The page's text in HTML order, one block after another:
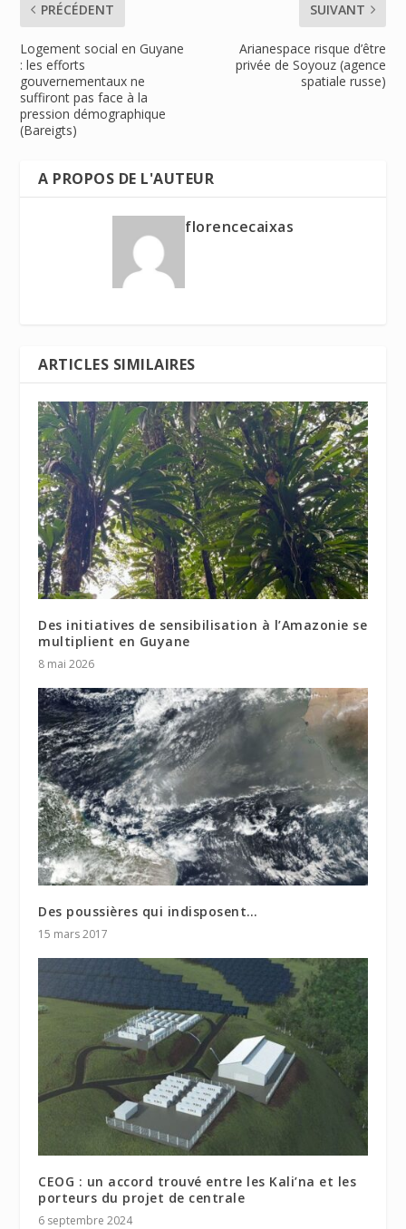
PRÉCÉDENT
Logement social en Guyane
: les efforts
gouvernementaux ne
suffiront pas face à la
pression démographique
(Bareigts)
SUIVANT
Arianespace risque d’être
privée de Soyouz (agence
spatiale russe)
A PROPOS DE L'AUTEUR
florencecaixas
ARTICLES SIMILAIRES
Des initiatives de sensibilisation à l’Amazonie se
multiplient en Guyane
8 mai 2026
Des poussières qui indisposent…
15 mars 2017
CEOG : un accord trouvé entre les Kali’na et les
porteurs du projet de centrale
6 septembre 2024